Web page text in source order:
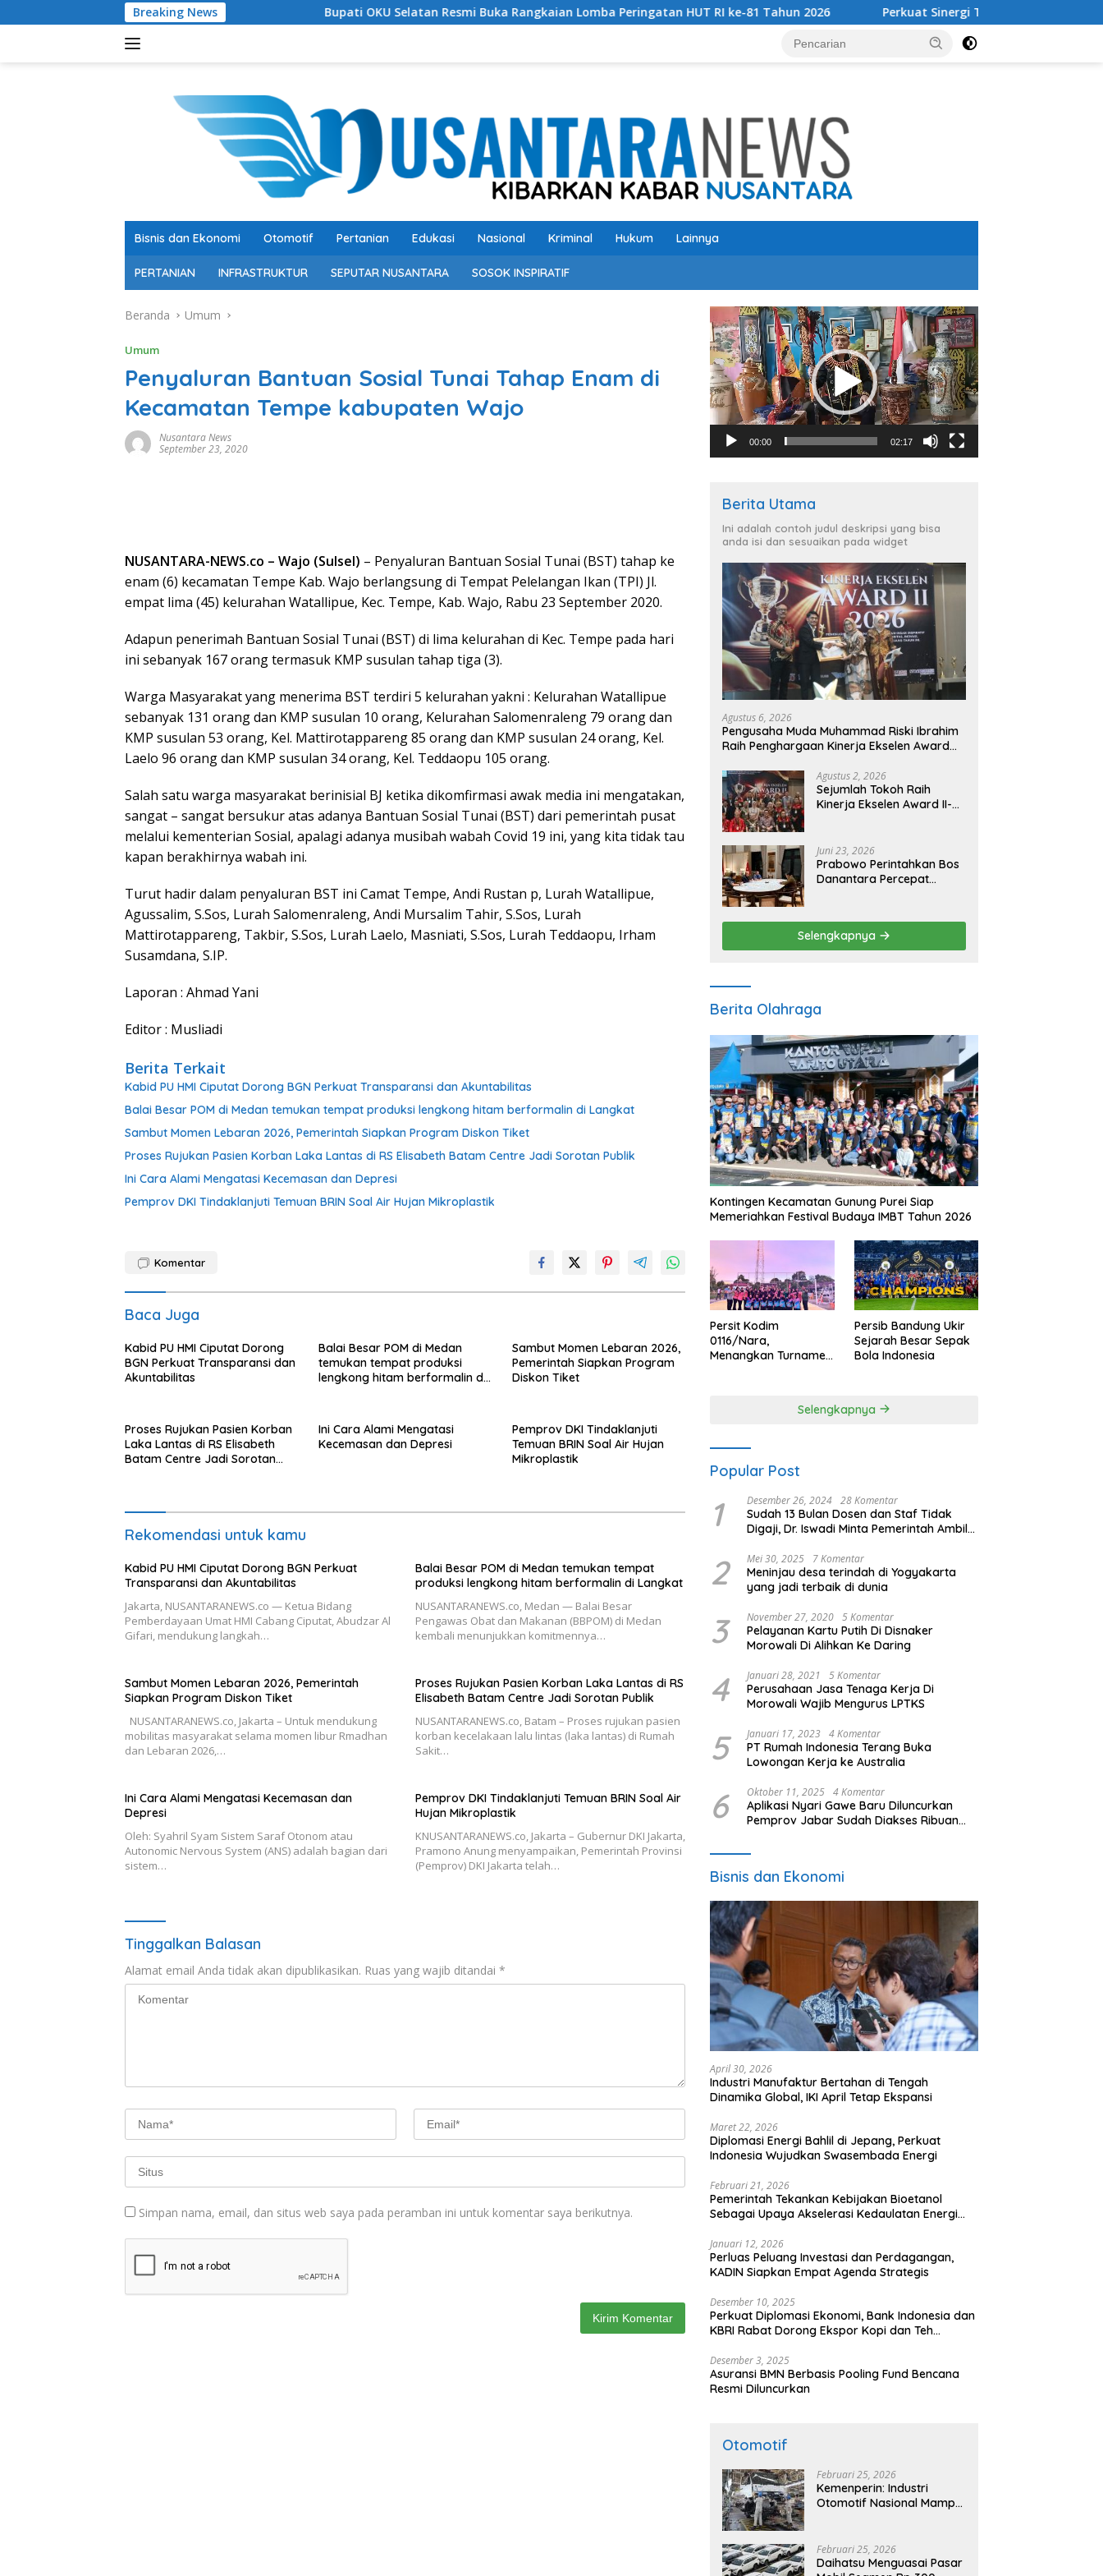
ke
Breaking NewsBupati OKU Selatan Resmi Buka Rangkaian Lomba Peringatan HUT RI ke-81 Tahun 2026 Perkuat Sinergi Tingkatkan Pendapatan Daerah, Bupati
Bisnis dan Ekonomi Otomotif Pertanian Edukasi Nasional Kriminal Hukum Lainnya
PERTANIAN INFRASTRUKTUR SEPUTAR NUSANTARA SOSOK INSPIRATIF
Beranda Umum
Umum
Penyaluran Bantuan Sosial Tunai Tahap Enam di
Kecamatan Tempe kabupaten Wajo
Nusantara News
September 23, 2020
NUSANTARA-NEWS.co – Wajo (Sulsel) – Penyaluran Bantuan Sosial Tunai (BST) tahap ke
enam (6) kecamatan Tempe Kab. Wajo berlangsung di Tempat Pelelangan Ikan (TPI) Jl.
empat lima (45) kelurahan Watallipue, Kec. Tempe, Kab. Wajo, Rabu 23 September 2020.
Adapun penerimah Bantuan Sosial Tunai (BST) di lima kelurahan di Kec. Tempe pada hari
ini sebanyak 167 orang termasuk KMP susulan tahap tiga (3).
Warga Masyarakat yang menerima BST terdiri 5 kelurahan yakni : Kelurahan Watallipue
sebanyak 131 orang dan KMP susulan 10 orang, Kelurahan Salomenraleng 79 orang dan
KMP susulan 53 orang, Kel. Mattirotappareng 85 orang dan KMP susulan 24 orang, Kel.
Laelo 96 orang dan KMP susulan 34 orang, Kel. Teddaopu 105 orang.
Salah satu warga masyarakat berinisial BJ ketika dikomfirmasi awak media ini mengatakan,
sangat – sangat bersukur atas adanya Bantuan Sosial Tunai (BST) dari pemerintah pusat
melalui kementerian Sosial, apalagi adanya musibah wabah Covid 19 ini, yang kita tidak tau
kapan berakhirnya wabah ini.
Turut hadir dalam penyaluran BST ini Camat Tempe, Andi Rustan p, Lurah Watallipue,
Agussalim, S.Sos, Lurah Salomenraleng, Andi Mursalim Tahir, S.Sos, Lurah
Mattirotappareng, Takbir, S.Sos, Lurah Laelo, Masniati, S.Sos, Lurah Teddaopu, Irham
Susamdana, S.IP.
Laporan : Ahmad Yani
Editor : Musliadi
Berita Terkait
Kabid PU HMI Ciputat Dorong BGN Perkuat Transparansi dan Akuntabilitas
Balai Besar POM di Medan temukan tempat produksi lengkong hitam berformalin di Langkat
Sambut Momen Lebaran 2026, Pemerintah Siapkan Program Diskon Tiket
Proses Rujukan Pasien Korban Laka Lantas di RS Elisabeth Batam Centre Jadi Sorotan Publik
Ini Cara Alami Mengatasi Kecemasan dan Depresi
Pemprov DKI Tindaklanjuti Temuan BRIN Soal Air Hujan Mikroplastik
Komentar
Baca Juga
Kabid PU HMI Ciputat Dorong
BGN Perkuat Transparansi dan
Akuntabilitas
Balai Besar POM di Medan
temukan tempat produksi
lengkong hitam berformalin di
Sambut Momen Lebaran 2026,
Pemerintah Siapkan Program
Diskon Tiket
Proses Rujukan Pasien Korban
Laka Lantas di RS Elisabeth
Batam Centre Jadi Sorotan
Ini Cara Alami Mengatasi
Kecemasan dan Depresi
Pemprov DKI Tindaklanjuti
Temuan BRIN Soal Air Hujan
Mikroplastik
Rekomendasi untuk kamu
Kabid PU HMI Ciputat Dorong BGN Perkuat
Transparansi dan Akuntabilitas
Jakarta, NUSANTARANEWS.co — Ketua Bidang
Pemberdayaan Umat HMI Cabang Ciputat, Abudzar Al
Gifari, mendukung langkah…
Balai Besar POM di Medan temukan tempat
produksi lengkong hitam berformalin di Langkat
NUSANTARANEWS.co, Medan — Balai Besar
Pengawas Obat dan Makanan (BBPOM) di Medan
kembali menunjukkan komitmennya…
Sambut Momen Lebaran 2026, Pemerintah
Siapkan Program Diskon Tiket
NUSANTARANEWS.co, Jakarta – Untuk mendukung
mobilitas masyarakat selama momen libur Rmadhan
dan Lebaran 2026,…
Proses Rujukan Pasien Korban Laka Lantas di RS
Elisabeth Batam Centre Jadi Sorotan Publik
NUSANTARANEWS.co, Batam – Proses rujukan pasien
korban kecelakaan lalu lintas (laka lantas) di Rumah
Sakit…
Ini Cara Alami Mengatasi Kecemasan dan
Depresi
Oleh: Syahril Syam Sistem Saraf Otonom atau
Autonomic Nervous System (ANS) adalah bagian dari
sistem…
Pemprov DKI Tindaklanjuti Temuan BRIN Soal Air
Hujan Mikroplastik
KNUSANTARANEWS.co, Jakarta – Gubernur DKI Jakarta,
Pramono Anung menyampaikan, Pemerintah Provinsi
(Pemprov) DKI Jakarta telah…
Tinggalkan Balasan
Alamat email Anda tidak akan dipublikasikan. Ruas yang wajib ditandai *
Simpan nama, email, dan situs web saya pada peramban ini untuk komentar saya berikutnya.
Pemutar
Video
00:00 02:17
Berita Utama
Ini adalah contoh judul deskripsi yang bisa
anda isi dan sesuaikan pada widget
Agustus 6, 2026
Pengusaha Muda Muhammad Riski Ibrahim
Raih Penghargaan Kinerja Ekselen Award
Agustus 2, 2026
Sejumlah Tokoh Raih
Kinerja Ekselen Award II-
Juni 23, 2026
Prabowo Perintahkan Bos
Danantara Percepat
Ekonomi Baru
Selengkapnya
Berita Olahraga
Kontingen Kecamatan Gunung Purei Siap
Memeriahkan Festival Budaya IMBT Tahun 2026
Persit Kodim
0116/Nara,
Menangkan Turnamen
Persib Bandung Ukir
Sejarah Besar Sepak
Bola Indonesia
Selengkapnya
Popular Post
1 Desember 26, 2024 28 Komentar
Sudah 13 Bulan Dosen dan Staf Tidak
Digaji, Dr. Iswadi Minta Pemerintah Ambil
2 Mei 30, 2025 7 Komentar
Meninjau desa terindah di Yogyakarta
yang jadi terbaik di dunia
3 November 27, 2020 5 Komentar
Pelayanan Kartu Putih Di Disnaker
Morowali Di Alihkan Ke Daring
4 Januari 28, 2021 5 Komentar
Perusahaan Jasa Tenaga Kerja Di
Morowali Wajib Mengurus LPTKS
5 Januari 17, 2023 4 Komentar
PT Rumah Indonesia Terang Buka
Lowongan Kerja ke Australia
6 Oktober 11, 2025 4 Komentar
Aplikasi Nyari Gawe Baru Diluncurkan
Pemprov Jabar Sudah Diakses Ribuan
Bisnis dan Ekonomi
April 30, 2026
Industri Manufaktur Bertahan di Tengah
Dinamika Global, IKI April Tetap Ekspansi
Maret 22, 2026
Diplomasi Energi Bahlil di Jepang, Perkuat
Indonesia Wujudkan Swasembada Energi
Februari 21, 2026
Pemerintah Tekankan Kebijakan Bioetanol
Sebagai Upaya Akselerasi Kedaulatan Energi
Januari 12, 2026
Perluas Peluang Investasi dan Perdagangan,
KADIN Siapkan Empat Agenda Strategis
Desember 10, 2025
Perkuat Diplomasi Ekonomi, Bank Indonesia dan
KBRI Rabat Dorong Ekspor Kopi dan Teh
Desember 3, 2025
Asuransi BMN Berbasis Pooling Fund Bencana
Resmi Diluncurkan
Otomotif
Februari 25, 2026
Kemenperin: Industri
Otomotif Nasional Mampu
Februari 25, 2026
Daihatsu Menguasai Pasar